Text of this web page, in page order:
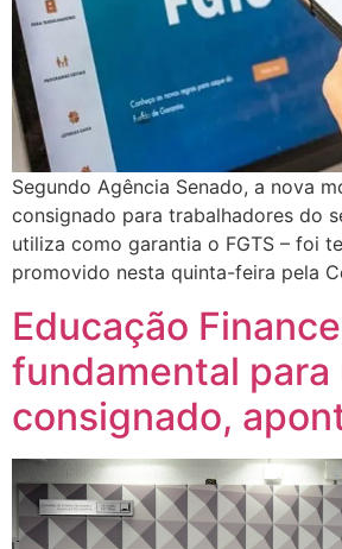
Segundo Agência Senado, a nova
consignado para trabalhadores do
utiliza como garantia o FGTS – foi
promovido nesta quinta-feira pela
Educação
fundamental para
consignado,